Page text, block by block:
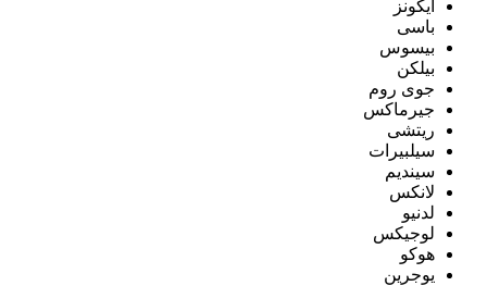
ايكونز
باسى
بيسوس
بيلكن
جوى روم
جيرماكس
ريتشى
سيلبيرات
سينديم
لانكس
لدنيو
لوجيكس
هوكو
يوجرين